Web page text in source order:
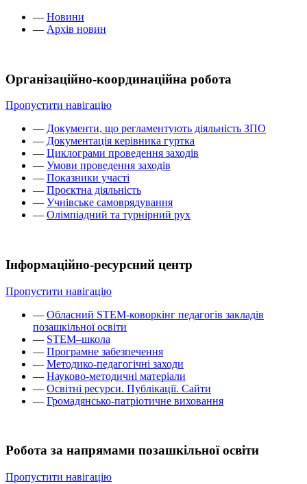
— Новини
— Архів новин
Організаційно-координаційна робота
Пропустити навігацію
— Документи, що регламентують діяльність ЗПО
— Документація керівника гуртка
— Циклограми проведення заходів
— Умови проведення заходів
— Показники участі
— Проєктна діяльність
— Учнівське самоврядування
— Олімпіадний та турнірний рух
Інформаційно-ресурсний центр
Пропустити навігацію
— Обласний STEM-коворкінг педагогів закладів
позашкільної освіти
— STEM–школа
— Програмне забезпечення
— Методико-педагогічні заходи
— Науково-методичні матеріали
— Освітні ресурси. Публікації. Сайти
— Громадянсько-патріотичне виховання
Робота за напрямами позашкільної освіти
Пропустити навігацію